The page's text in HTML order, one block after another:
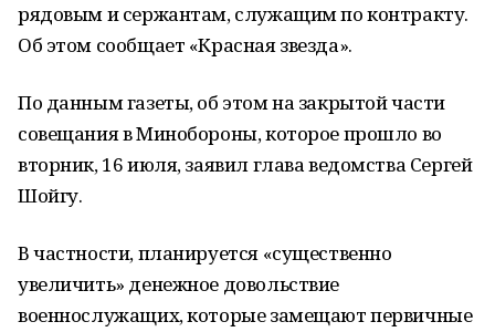
рядовым и сержантам, служащим по контракту.
Об этом сообщает «Красная звезда».
По данным газеты, об этом на закрытой части
совещания в Минобороны, которое прошло во
вторник, 16 июля, заявил глава ведомства Сергей
Шойгу.
В частности, планируется «существенно
увеличить» денежное довольствие
военнослужащих, которые замещают первичные